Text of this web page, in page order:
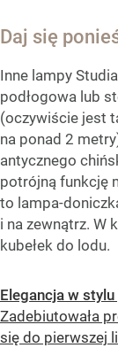
Daj się
Inne lampy
podłogowa lub
(oczywiście jest
na ponad 2
antycznego
potrójną funkcję
to lampa-
i na zewnątrz. W
kubełek do lodu.
Elegancja w
Zadebiutowała
się do pierwszej